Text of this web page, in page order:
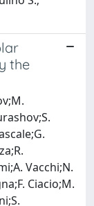
the
Vacchi;N.
Ciacio;M.